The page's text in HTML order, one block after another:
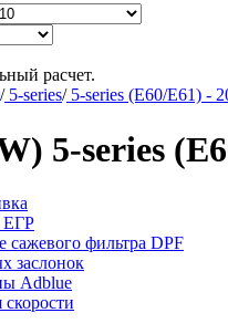
расчет.
/5-series/5-series (E60/E61) -
5-series
ЕГР
сажевого фильтра DPF
заслонок
Adblue